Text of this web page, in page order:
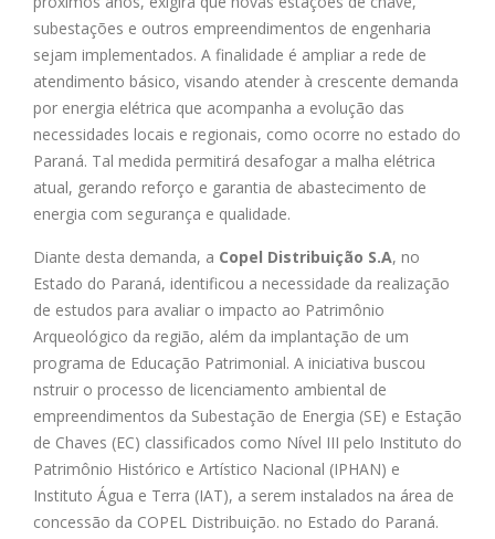
subestações e outros empreendimentos de engenharia
sejam implementados. A finalidade é ampliar a rede de
atendimento básico, visando atender à crescente demanda
por energia elétrica que acompanha a evolução das
necessidades locais e regionais, como ocorre no estado do
Paraná. Tal medida permitirá desafogar a malha elétrica
atual, gerando reforço e garantia de abastecimento de
energia com segurança e qualidade.
Diante desta demanda, a Copel Distribuição S.A, no
Estado do Paraná, identificou a necessidade da realização
de estudos para avaliar o impacto ao Patrimônio
Arqueológico da região, além da implantação de um
programa de Educação Patrimonial. A iniciativa buscou
nstruir o processo de licenciamento ambiental de
empreendimentos da Subestação de Energia (SE) e Estação
de Chaves (EC) classificados como Nível III pelo Instituto do
Patrimônio Histórico e Artístico Nacional (IPHAN) e
Instituto Água e Terra (IAT), a serem instalados na área de
concessão da COPEL Distribuição. no Estado do Paraná.